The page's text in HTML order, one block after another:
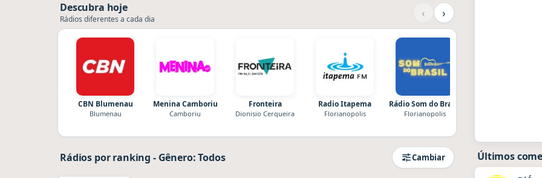
Descubra hoje
Rádios diferentes a cada dia ‹ ›
CBN Blumenau
Blumenau
Menina Camboriu
Camboriu
Fronteira
Dionisio Cerqueira
Radio Itapema
Florianopolis
Rádio Som do Brasil
Florianopolis
Rádios por ranking - Gênero: Todos Cambiar Últimos